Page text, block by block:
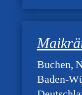
Buchen
Baden-